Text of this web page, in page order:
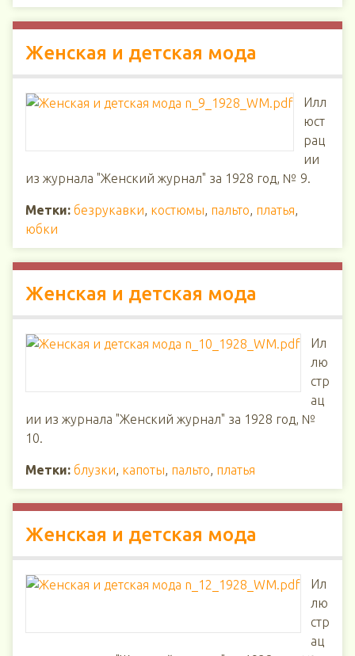
Женская и детская мода
Илл
юст
рац
ии
из журнала "Женский журнал" за 1928 год, № 9.
Метки: безрукавки, костюмы, пальто, платья,
юбки
Женская и детская мода
Ил
лю
стр
ац
ии из журнала "Женский журнал" за 1928 год, №
10.
Метки: блузки, капоты, пальто, платья
Женская и детская мода
Ил
лю
стр
ац